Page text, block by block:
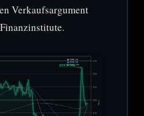
Verkaufsargument